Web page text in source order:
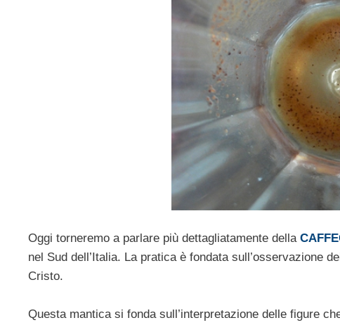
Oggi torneremo a parlare più dettagliatamente della
nel Sud dell’Italia. La pratica è fondata sull’osservazione
Cristo.
Questa mantica si fonda sull’interpretazione delle figure